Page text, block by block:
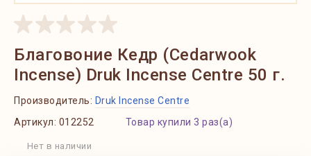
Благовоние Кедр (Cedarwook
Incense) Druk Incense Centre 50 г.
Производитель: Druk Incense Centre
Артикул: 012252 Товар купили 3 раз(а)
Нет в наличии